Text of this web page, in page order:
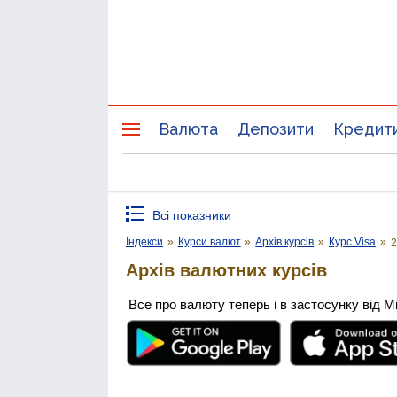
Валюта Депозити
Всі показники
Індекси » Курси валют » Архів курсів » Курс Visa »
Архів валютних курсів
Все про валюту теперь і в застосунку від